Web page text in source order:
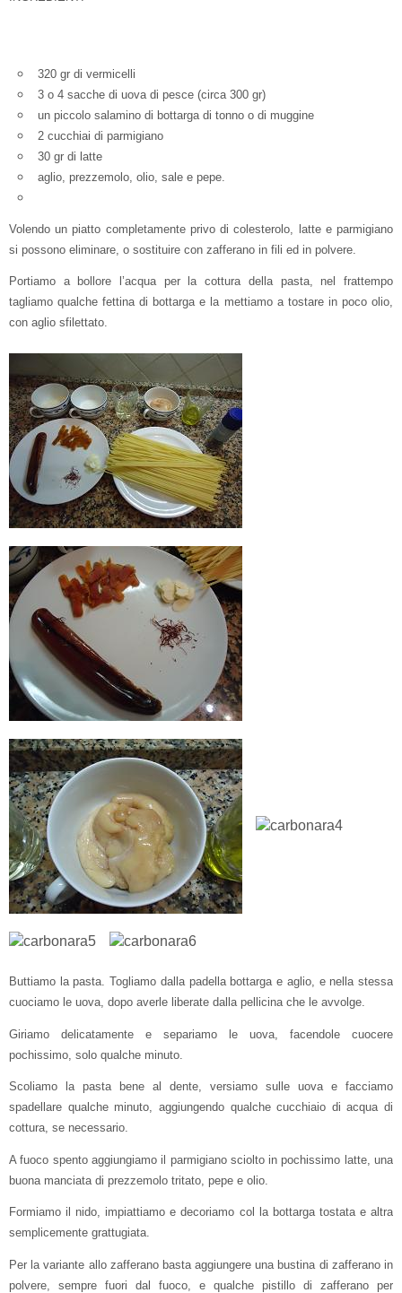
320 gr di vermicelli
3 o 4 sacche di uova di pesce (circa 300 gr)
un piccolo salamino di bottarga di tonno o di muggine
2 cucchiai di parmigiano
30 gr di latte
aglio, prezzemolo, olio, sale e pepe.
Volendo un piatto completamente privo di colesterolo, latte e parmigiano
si possono eliminare, o sostituire con zafferano in fili ed in polvere.
Portiamo a bollore l’acqua per la cottura della pasta, nel frattempo
tagliamo qualche fettina di bottarga e la mettiamo a tostare in poco olio,
con aglio sfilettato.
Buttiamo la pasta. Togliamo dalla padella bottarga e aglio, e nella stessa
cuociamo le uova, dopo averle liberate dalla pellicina che le avvolge.
Giriamo delicatamente e separiamo le uova, facendole cuocere
pochissimo, solo qualche minuto.
Scoliamo la pasta bene al dente, versiamo sulle uova e facciamo
spadellare qualche minuto, aggiungendo qualche cucchiaio di acqua di
cottura, se necessario.
A fuoco spento aggiungiamo il parmigiano sciolto in pochissimo latte, una
buona manciata di prezzemolo tritato, pepe e olio.
Formiamo il nido, impiattiamo e decoriamo col la bottarga tostata e altra
semplicemente grattugiata.
Per la variante allo zafferano basta aggiungere una bustina di zafferano in
polvere, sempre fuori dal fuoco, e qualche pistillo di zafferano per